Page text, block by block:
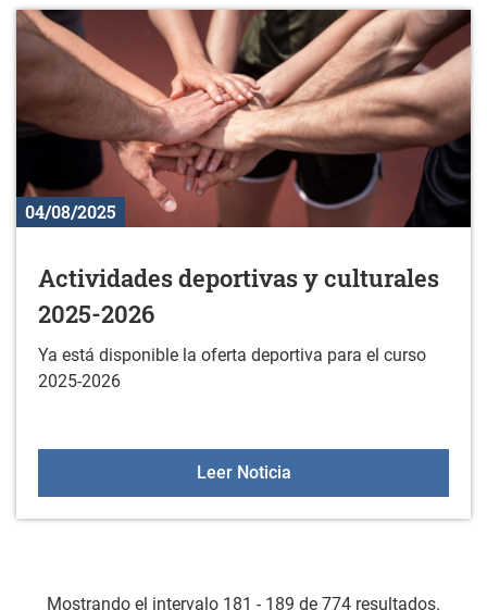
04/08/2025
Actividades deportivas y culturales
2025-2026
Ya está disponible la oferta deportiva para el curso
2025-2026
Leer NoticiaActividades deportivas
Mostrando el intervalo 181 - 189 de 774 resultados.